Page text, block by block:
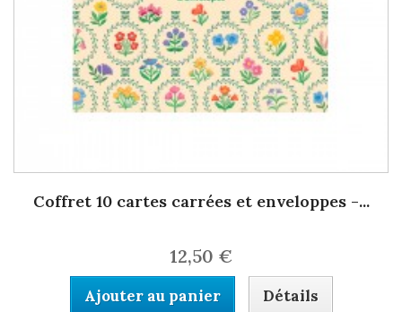
Coffret 10 cartes carrées et enveloppes -...
12,50 €
Ajouter au panier Détails